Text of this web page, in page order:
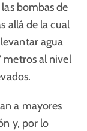
bombas de
allá de la cual
agua
metros al nivel
a mayores
y, por lo